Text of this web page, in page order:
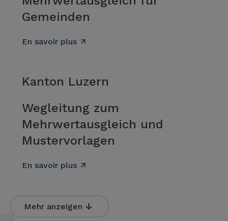
Gemeinden
En savoir plus
Kanton Luzern
Wegleitung zum
Mehrwertausgleich und
Mustervorlagen
En savoir plus
Mehr anzeigen